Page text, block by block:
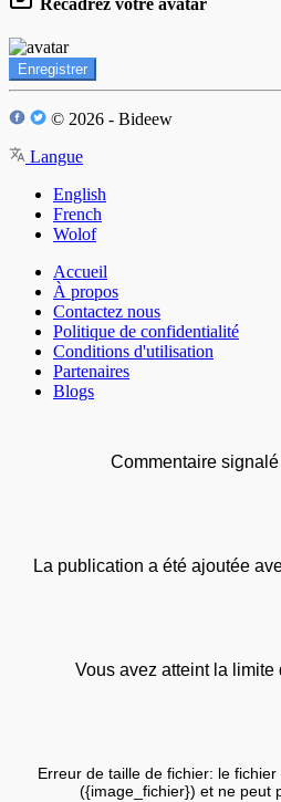
Enregistrer
© 2026 - Bideew
Langue
English
French
Wolof
Accueil
À propos
Contactez nous
Politique de confidentialité
Conditions d'utilisation
Partenaires
Blogs
Commentaire
La publication a été ajoutée
Vous avez atteint la limite
Erreur de taille de fichier: le
({image_fichier}) et ne peut